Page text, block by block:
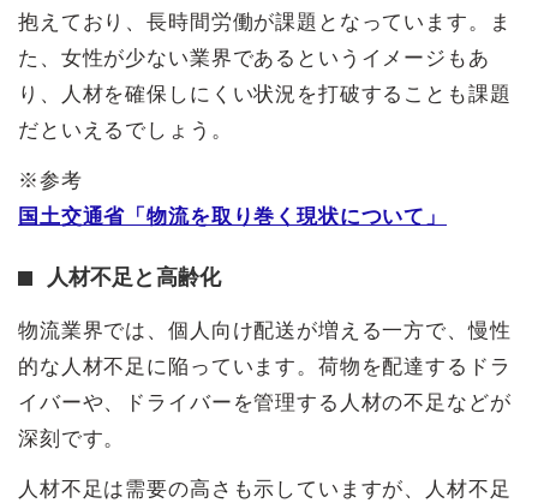
抱えており、長時間労働が課題となっています。ま
た、女性が少ない業界であるというイメージもあ
り、人材を確保しにくい状況を打破することも課題
だといえるでしょう。
※参考
国土交通省「物流を取り巻く現状について」
人材不足と高齢化
物流業界では、個人向け配送が増える一方で、慢性
的な人材不足に陥っています。荷物を配達するドラ
イバーや、ドライバーを管理する人材の不足などが
深刻です。
人材不足は需要の高さも示していますが、人材不足